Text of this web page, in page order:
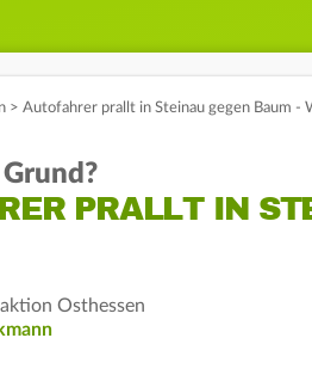
> Autofahrer prallt in Steinau gegen Baum -
PRALLT IN
Osthessen